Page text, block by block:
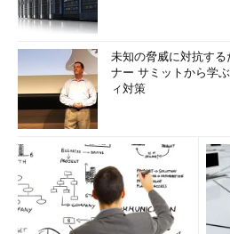
未知の脅威に対抗す
ナー サミットから学
ィ対策